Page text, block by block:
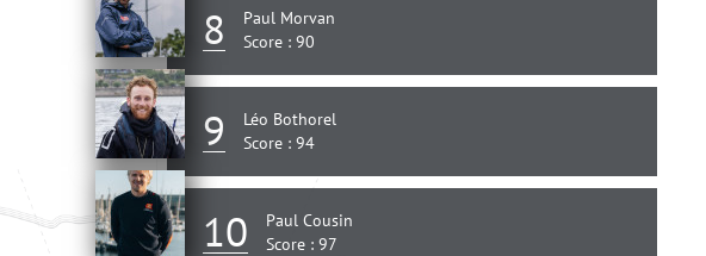
8
Paul Morvan
Score : 90
9
Léo Bothorel
Score : 94
10
Paul Cousin
Score : 97